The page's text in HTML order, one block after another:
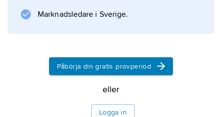
Marknadsledare i Sverige.
Påbörja din gratis provperiod
eller
Logga in